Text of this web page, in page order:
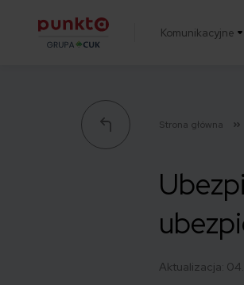
Komunikacyjne
Strona główna
Aktualizacja: